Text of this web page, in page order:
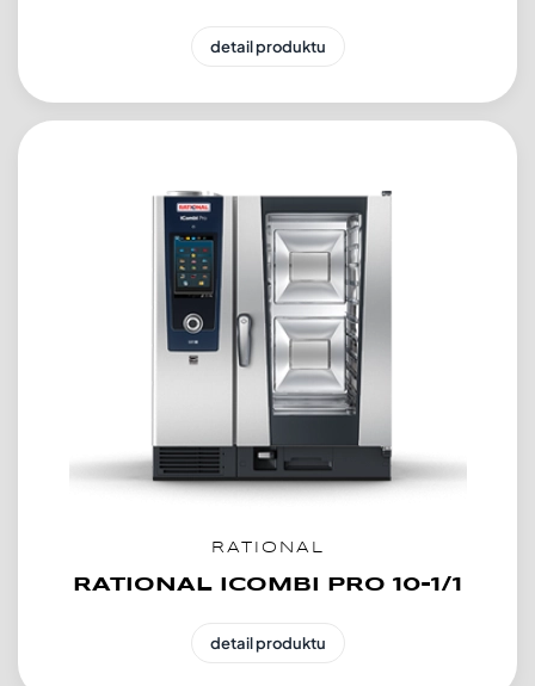
detail produktu
RATIONAL
RATIONAL ICOMBI PRO 10-1/1
detail produktu